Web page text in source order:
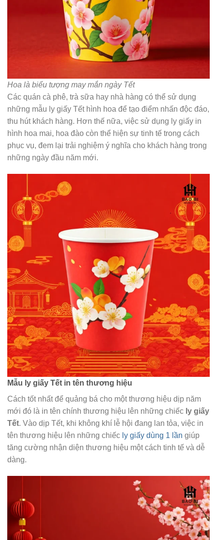
Hoa là biểu tượng may mắn ngày Tết
Các quán cà phê, trà sữa hay nhà hàng có thể sử dụng
những mẫu ly giấy Tết hình hoa để tạo điểm nhấn độc đáo,
thu hút khách hàng. Hơn thế nữa, việc sử dụng ly giấy in
hình hoa mai, hoa đào còn thể hiện sự tinh tế trong cách
phục vụ, đem lại trải nghiệm ý nghĩa cho khách hàng trong
những ngày đầu năm mới.
Mẫu ly giấy Tết in tên thương hiệu
Cách tốt nhất để quảng bá cho một thương hiệu dịp năm
mới đó là in tên chính thương hiệu lên những chiếc ly giấy
Tết. Vào dịp Tết, khi không khí lễ hội đang lan tỏa, việc in
tên thương hiệu lên những chiếc ly giấy dùng 1 lần giúp
tăng cường nhận diện thương hiệu một cách tinh tế và dễ
dàng.